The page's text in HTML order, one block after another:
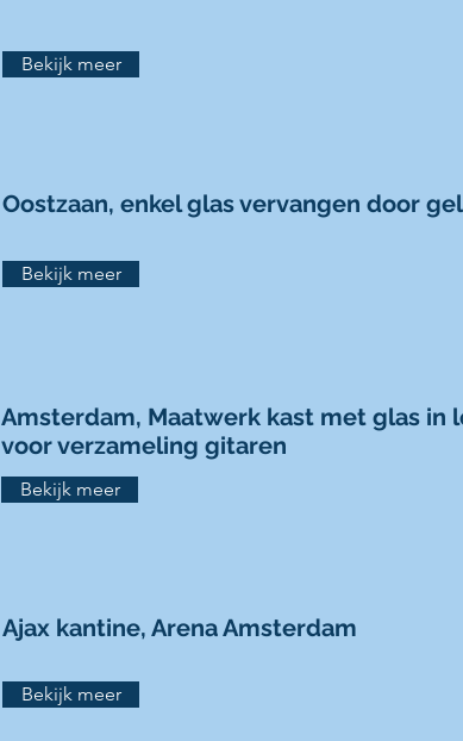
Bekijk meer
Oostzaan, enkel glas vervangen door
Bekijk meer
Amsterdam, Maatwerk kast met glas in
voor verzameling gitaren
Bekijk meer
Ajax kantine, Arena Amsterdam
Bekijk meer